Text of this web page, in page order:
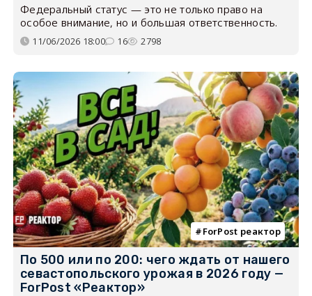
Федеральный статус — это не только право на
особое внимание, но и большая ответственность.
11/06/2026 18:00 16 2798
ForPost реактор
По 500 или по 200: чего ждать от нашего
севастопольского урожая в 2026 году —
ForPost «Реактор»